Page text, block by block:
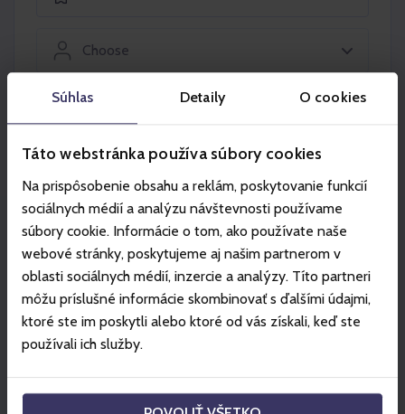
Súhlas Detaily O cookies
Táto webstránka používa súbory cookies
Na prispôsobenie obsahu a reklám, poskytovanie funkcií
sociálnych médií a analýzu návštevnosti používame
súbory cookie. Informácie o tom, ako používate naše
webové stránky, poskytujeme aj našim partnerom v
oblasti sociálnych médií, inzercie a analýzy. Títo partneri
môžu príslušné informácie skombinovať s ďalšími údajmi,
ktoré ste im poskytli alebo ktoré od vás získali, keď ste
používali ich služby.
Choose
Partners